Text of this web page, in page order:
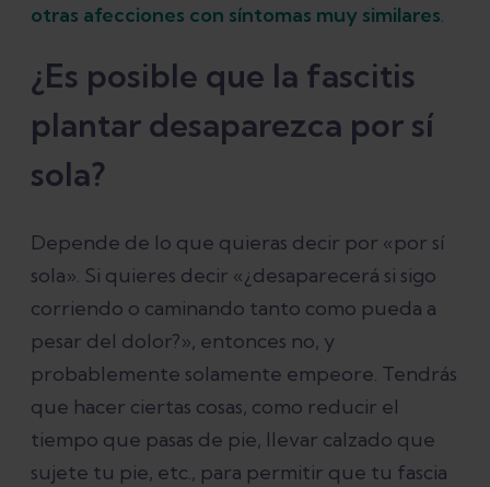
otras afecciones con síntomas muy similares.
¿Es posible que la fascitis
plantar desaparezca por sí
sola?
Depende de lo que quieras decir por «por sí
sola». Si quieres decir «¿desaparecerá si sigo
corriendo o caminando tanto como pueda a
pesar del dolor?», entonces no, y
probablemente solamente empeore. Tendrás
que hacer ciertas cosas, como reducir el
tiempo que pasas de pie, llevar calzado que
sujete tu pie, etc., para permitir que tu fascia